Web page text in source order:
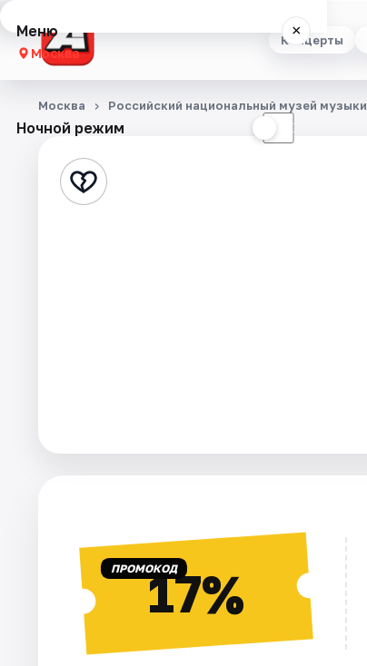
Концерты
Меню ×
Москва
Концерты
Стендап
Города
Рейтинги
Ночной режим ☾
Москва Российский национальный музей музыки
ПРОМОКОД17%